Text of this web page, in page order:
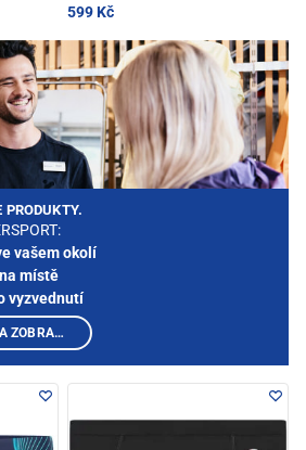
599 Kč
PRODUKTY.
vašem okolí
místě
vyzvednutí
VYBRAT PRODEJNU A ZOBRAZIT PRODUKTY